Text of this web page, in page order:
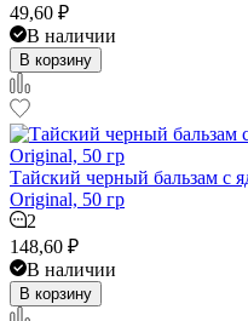
49,60 ₽
В наличии
В корзину
Тайский черный бальзам с
Original, 50 гр
2
148,60 ₽
В наличии
В корзину